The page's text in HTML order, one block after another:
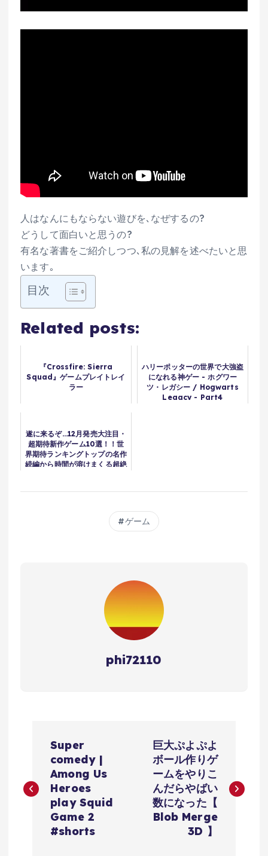
人はなんにもならない遊びを､なぜするの?
どうして面白いと思うの?
有名な著書をご紹介しつつ､私の見解を述べたいと思
います｡
目次
Related posts:
『Crossfire: Sierra
Squad』ゲームプレイトレイ
ラー
ハリーポッターの世界で大強盗
になれる神ゲー - ホグワー
ツ・レガシー / Hogwarts
Legacy - Part4
遂に来るぞ...12月発売大注目・
超期待新作ゲーム10選！！世
界期待ランキングトップの名作
続編から時間が溶けまくる超絶
ゲーム
phi72110
ナ
Super
comedy |
Among Us
Heroes
play Squid
Game 2
#shorts
巨大ぷよぷよ
ボール作りゲ
ームをやりこ
んだらやばい
数になった【
Blob Merge
3D 】